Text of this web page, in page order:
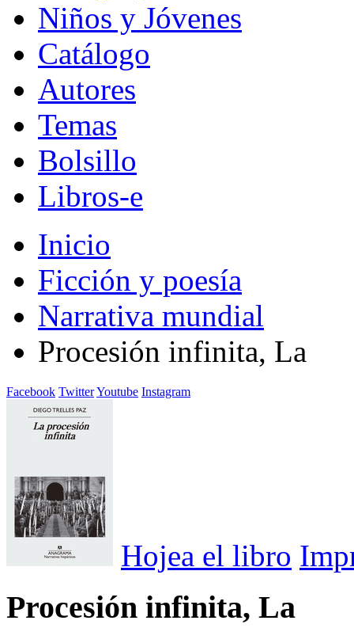
Niños y Jóvenes
Catálogo
Autores
Temas
Bolsillo
Libros-e
Inicio
Ficción y poesía
Narrativa mundial
Procesión infinita, La
Facebook TwitterYoutube Instagram
Hojea el libro
Procesión infinita, La